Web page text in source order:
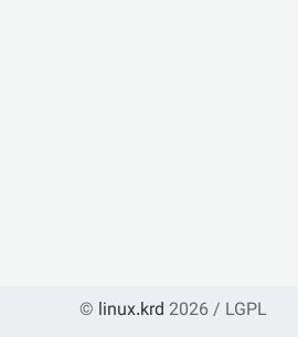
© linux.krd 2026 / LGPL